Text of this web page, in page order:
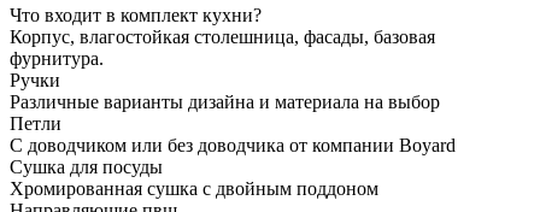
Что входит в комплект кухни?
Корпус, влагостойкая столешница, фасады, базовая
фурнитура.
Ручки
Различные варианты дизайна и материала на выбор
Петли
С доводчиком или без доводчика от компании Boyard
Сушка для посуды
Хромированная сушка с двойным поддоном